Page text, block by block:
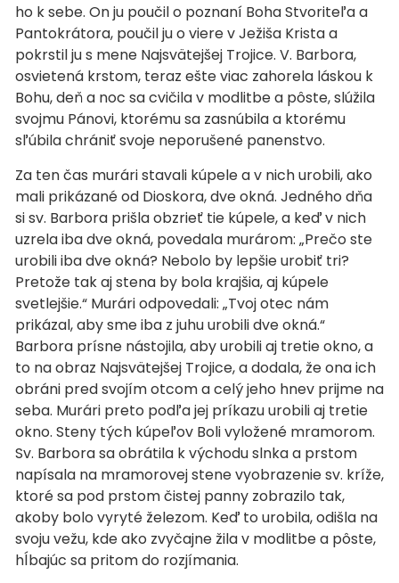
ho k sebe. On ju poučil o poznaní Boha Stvoriteľa a
Pantokrátora, poučil ju o viere v Ježiša Krista a
pokrstil ju s mene Najsvätejšej Trojice. V. Barbora,
osvietená krstom, teraz ešte viac zahorela láskou k
Bohu, deň a noc sa cvičila v modlitbe a pôste, slúžila
svojmu Pánovi, ktorému sa zasnúbila a ktorému
sľúbila chrániť svoje neporušené panenstvo.
Za ten čas murári stavali kúpele a v nich urobili, ako
mali prikázané od Dioskora, dve okná. Jedného dňa
si sv. Barbora prišla obzrieť tie kúpele, a keď v nich
uzrela iba dve okná, povedala murárom: „Prečo ste
urobili iba dve okná? Nebolo by lepšie urobiť tri?
Pretože tak aj stena by bola krajšia, aj kúpele
svetlejšie.“ Murári odpovedali: „Tvoj otec nám
prikázal, aby sme iba z juhu urobili dve okná.“
Barbora prísne nástojila, aby urobili aj tretie okno, a
to na obraz Najsvätejšej Trojice, a dodala, že ona ich
obráni pred svojím otcom a celý jeho hnev prijme na
seba. Murári preto podľa jej príkazu urobili aj tretie
okno. Steny tých kúpeľov Boli vyložené mramorom.
Sv. Barbora sa obrátila k východu slnka a prstom
napísala na mramorovej stene vyobrazenie sv. kríže,
ktoré sa pod prstom čistej panny zobrazilo tak,
akoby bolo vyryté železom. Keď to urobila, odišla na
svoju vežu, kde ako zvyčajne žila v modlitbe a pôste,
hĺbajúc sa pritom do rozjímania.